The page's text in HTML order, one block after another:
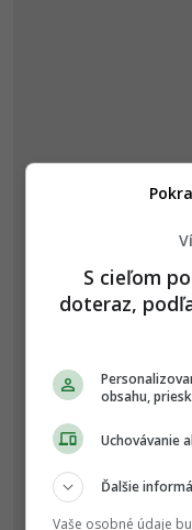
S cieľom
doteraz,
obsahu,
Uchovávanie
Ďalšie
Vaše osobné údaje